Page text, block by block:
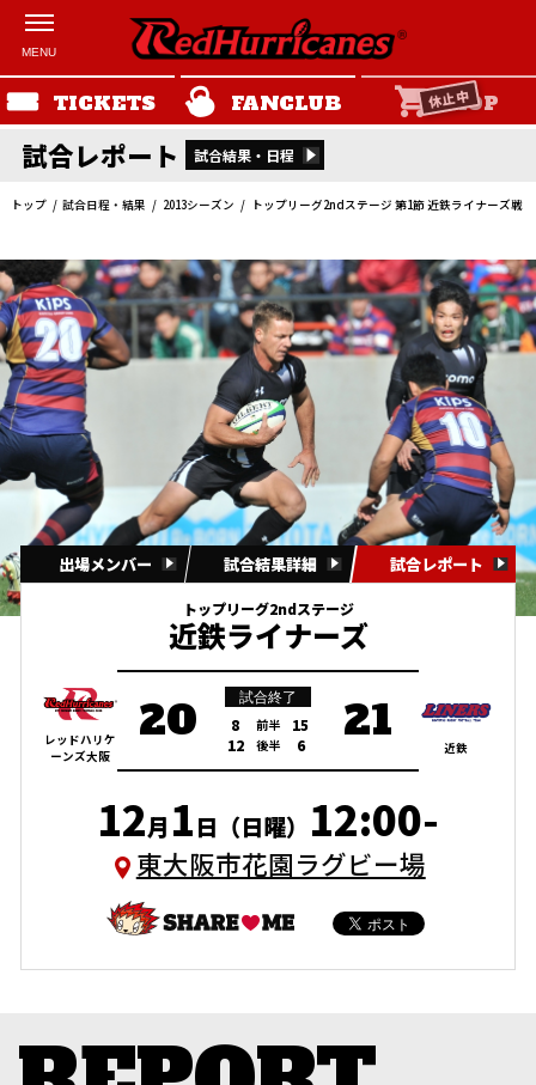
TICKETS FANCLUB SHOP
休止中
試合レポート 試合結果・日程
トップ 試合日程・結果 2013シーズン トップリーグ2ndステージ 第1節 近鉄ライナーズ戦
出場メンバー 試合結果詳細 試合レポート
トップリーグ2ndステージ
近鉄ライナーズ
レッドハリケ
ーンズ大阪
20 試合終了
8 前半
15
12
後半 6 21 近鉄
12月 1日（日曜） 12:00-
東大阪市花園ラグビー場